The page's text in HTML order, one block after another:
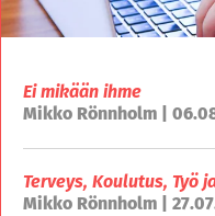
Ei mikään ihme
Mikko Rönnholm |
Terveys, Koulutus, Työ
Mikko Rönnholm |